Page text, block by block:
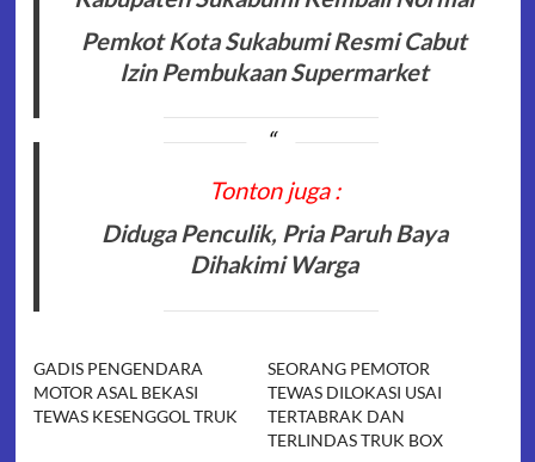
Pemkot Kota Sukabumi Resmi Cabut
Izin Pembukaan Supermarket
Tonton juga :
Diduga Penculik, Pria Paruh Baya
Dihakimi Warga
GADIS PENGENDARA
MOTOR ASAL BEKASI
TEWAS KESENGGOL TRUK
SEORANG PEMOTOR
TEWAS DILOKASI USAI
TERTABRAK DAN
TERLINDAS TRUK BOX